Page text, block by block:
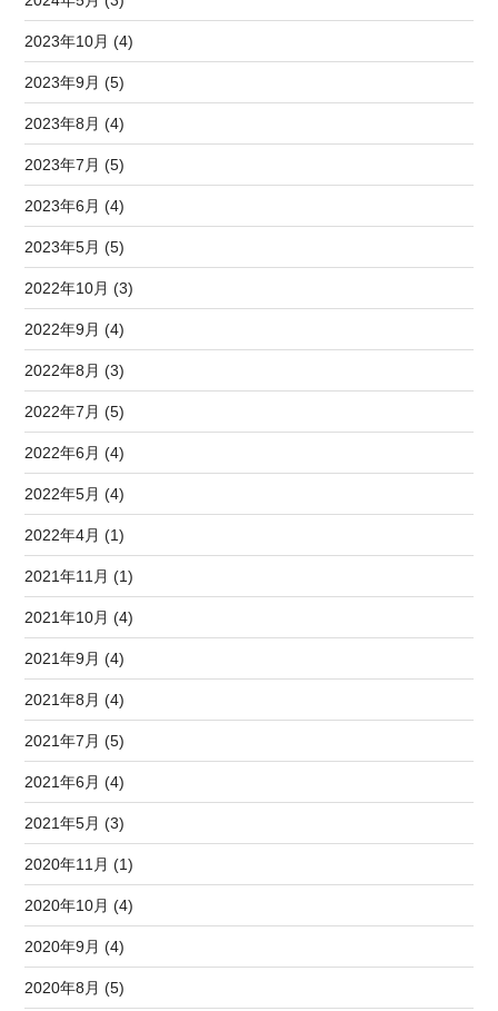
2023年10月 (4)
2023年9月 (5)
2023年8月 (4)
2023年7月 (5)
2023年6月 (4)
2023年5月 (5)
2022年10月 (3)
2022年9月 (4)
2022年8月 (3)
2022年7月 (5)
2022年6月 (4)
2022年5月 (4)
2022年4月 (1)
2021年11月 (1)
2021年10月 (4)
2021年9月 (4)
2021年8月 (4)
2021年7月 (5)
2021年6月 (4)
2021年5月 (3)
2020年11月 (1)
2020年10月 (4)
2020年9月 (4)
2020年8月 (5)